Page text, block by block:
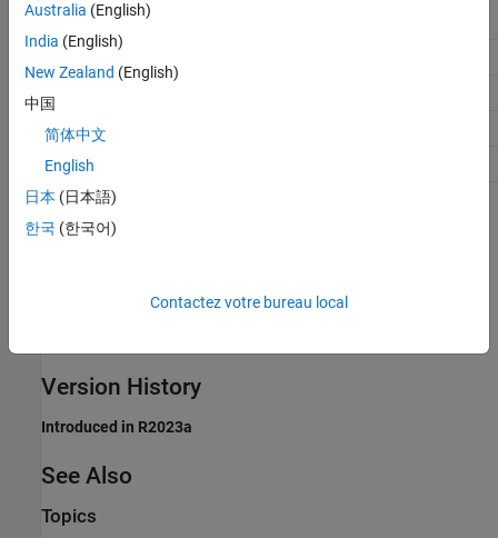
Application
Efficiency
Safety precaution
Programmatic Use
'off'
Version History
Introduced in R2023a
See Also
Topics
Australia (English)
India (English)
New Zealand (English)
中国
简体中文
English
日本 (日本語)
한국 (한국어)
Contactez votre bureau local